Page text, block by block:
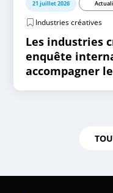
21 juillet 2026
Industries créatives
Les industries
enquête
accompagner